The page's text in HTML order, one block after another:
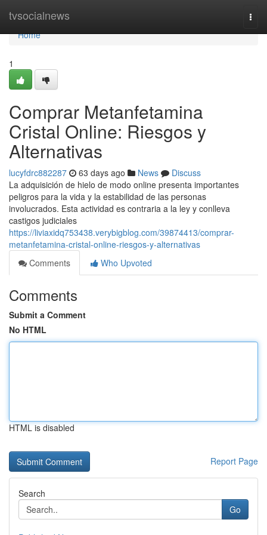
tvsocialnews
Home
Home
1
Comprar Metanfetamina
Cristal Online: Riesgos y
Alternativas
lucyfdrc882287 63 days ago News
Discuss
La adquisición de hielo de modo online presenta importantes
peligros para la vida y la estabilidad de las personas
involucrados. Esta actividad es contraria a la ley y conlleva
castigos judiciales
https://liviaxidq753438.verybigblog.com/39874413/comprar-
metanfetamina-cristal-online-riesgos-y-alternativas
Comments
Who Upvoted
Comments
Submit a Comment
No HTML
HTML is disabled
Report Page
Search
Go